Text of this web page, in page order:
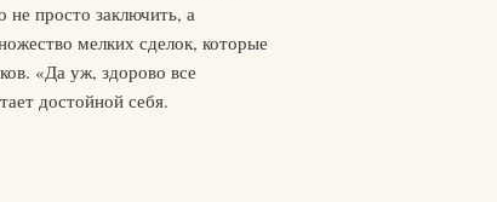
просто заключить, а
мелких сделок, которые
«Да уж, здорово все
достойной себя.